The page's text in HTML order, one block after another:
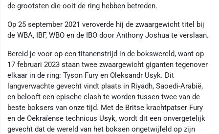
de grootsten die ooit de ring hebben betreden.
Op 25 september 2021 veroverde hij de zwaargewicht titel bij
de WBA, IBF, WBO en de IBO door Anthony Joshua te verslaan.
Bereid je voor op een titanenstrijd in de bokswereld, want op
17 februari 2023 staan twee zwaargewicht giganten tegenover
elkaar in de ring: Tyson Fury en Oleksandr Usyk. Dit
langverwachte gevecht vindt plaats in Riyadh, Saoedi-Arabië,
en belooft een epische clash te worden tussen twee van de
beste boksers van onze tijd. Met de Britse krachtpatser Fury
en de Oekraïense technicus Usyk, wordt dit een onvergetelijk
gevecht dat de wereld van het boksen ongetwijfeld op zijn